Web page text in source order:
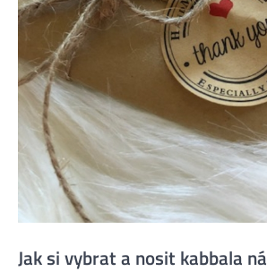
Jak si vybrat a nosit kabbala